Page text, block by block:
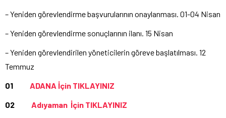
– Yeniden görevlendirme başvurularının onaylanması. 01-04 Nisan
– Yeniden görevlendirme sonuçlarının ilanı. 15 Nisan
– Yeniden görevlendirilen yöneticilerin göreve başlatılması. 12
Temmuz
01 ADANA İçin TIKLAYINIZ
02 Adıyaman İçin TIKLAYINIZ